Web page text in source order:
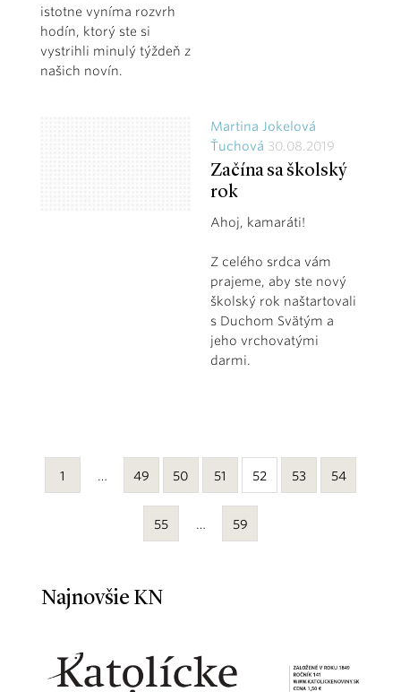
istotne vyníma rozvrh
hodín, ktorý ste si
vystrihli minulý týždeň z
našich novín.
Martina Jokelová
Ťuchová 30.08.2019
Začína sa školský
rok
Ahoj, kamaráti!
Z celého srdca vám
prajeme, aby ste nový
školský rok naštartovali
s Duchom Svätým a
jeho vrchovatými
darmi.
1 … 49 50 51 52 53 54
55 … 59
Najnovšie KN